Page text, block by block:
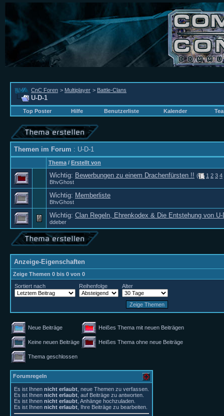
CnC Foren > Multiplayer > Battle-Clans
U-D-1
Top Poster Hilfe Benutzerliste Kalender
Themen im Forum : U-D-1
Thema / Erstellt von
Wichtig: Bewerbungen zu einem Drachenfürsten !! ( 1 2 3 4
BhvGhost
Wichtig: Memberliste
BhvGhost
Wichtig: Clan Regeln, Ehrenkodex & Die Entstehung von U-
ddeber
Anzeige-Eigenschaften
Zeige Themen 0 bis 0 von 0
Sortiert nach
Reihenfolge Alter
Neue Beiträge Heißes Thema mit neuen Beiträgen
Keine neuen Beiträge Heißes Thema ohne neue Beiträge
Thema geschlossen
Forumregeln
Es ist Ihnen nicht erlaubt , neue Themen zu verfassen.
Es ist Ihnen nicht erlaubt , auf Beiträge zu antworten.
Es ist Ihnen nicht erlaubt , Anhänge hochzuladen.
Es ist Ihnen nicht erlaubt , Ihre Beiträge zu bearbeiten.